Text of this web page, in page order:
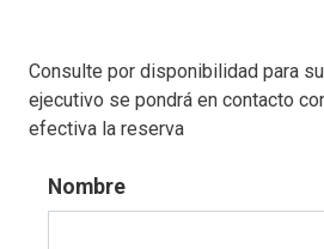
Consulte por disponibilidad para
ejecutivo se pondrá en contacto
efectiva la reserva
Nombre